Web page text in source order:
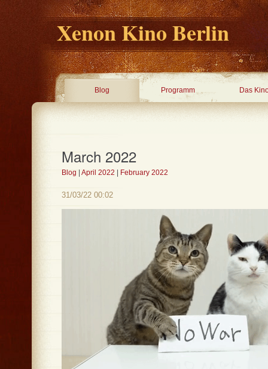
Xenon Kino Berlin
Blog Programm Das
March 2022
Blog April 2022 February 2022
31/03/22 00:02